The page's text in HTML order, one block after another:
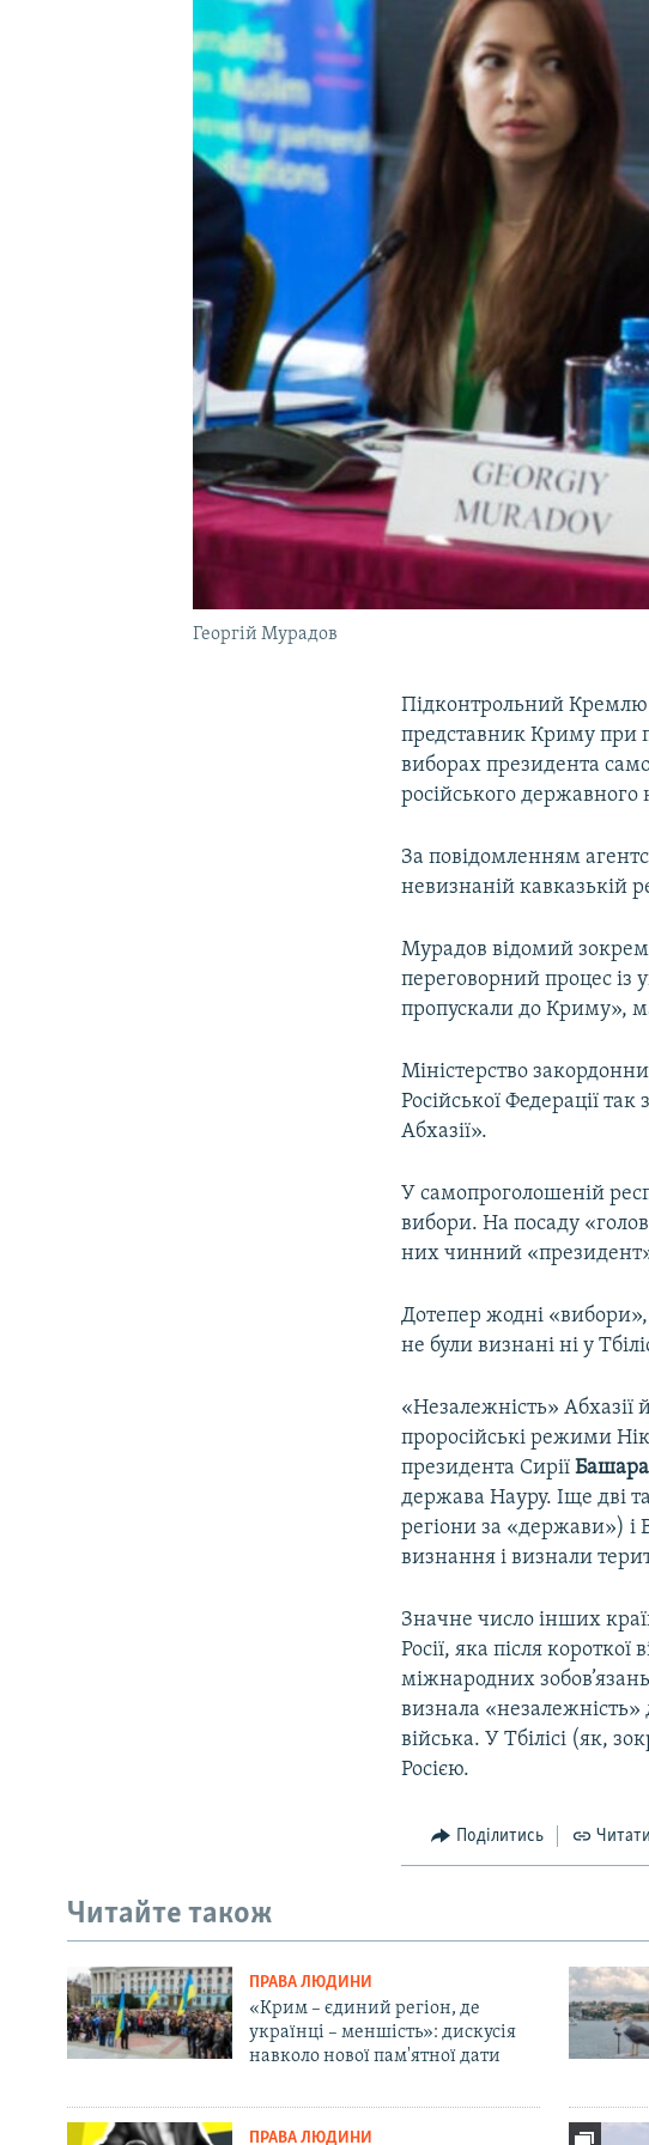
УКРАЇНСЬКА ПРОБЛЕМА КРИМУ
Георгій Мурадов
Підконтрольний Кремлю
представник Криму при
виборах президента
російського
За повідомленням
невизнаній кавказькій
Мурадов відомий
переговорний процес із
пропускали до Криму»,
Міністерство
Російської Федерації
Абхазії».
У самопроголошеній
вибори. На посаду
них чинний
Дотепер жодні «вибори»,
не були визнані ні у
«Незалежність» Абхазії
проросійські режими
президента Сирії
держава Науру. Іще дві
регіони за «держави») і
визнання і визнали
Значне число інших
Росії, яка після
міжнародних зобов’язань
визнала «незалежність»
війська. У Тбілісі (як,
Росією.
Поділитись
Читайте також
ПРАВА ЛЮДИНИ
«Крим – єдиний регіон, де
українці – меншість»: дискусія
навколо нової пам'ятної дати
ПРАВА ЛЮДИНИ